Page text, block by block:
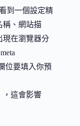
到一個設定精
稱、網站描
現在瀏覽器分
位要填入你預
，這會影響